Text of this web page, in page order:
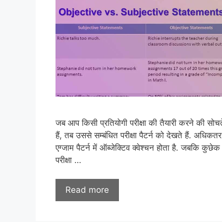
जब आप किसी प्रतियोगी परीक्षा की तैयारी करने की
हैं, तब उससे सम्बंधित परीक्षा पैटर्न को देखते हैं. अधिकतर
एग्जाम पैटर्न में ऑब्जेक्टिव क्वेश्चन होता है. जबकि कुछेक
परीक्षा …
Read more